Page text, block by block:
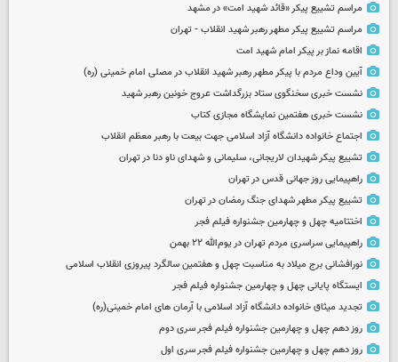
مراسم تشییع پیکر «قائد شهید امت» در مشهد
مراسم تشییع پیکر مطهر رهبر شهید انقلاب - تهران
اقامه نماز بر پیکر امام شهید امت
آیین وداع مردم با پیکر مطهر رهبر شهید انقلاب در مصلی امام خمینی (ره)
نشست خبری سخنگوی ستاد بزرگداشت عروج خونین رهبر شهید
نشست خبری هفتمین نمایشگاه مجازی کتاب
اجتماع خانواده دانشگاه آزاد اسلامی جهت بیعت با رهبر معظم انقلاب
تشییع پیکر شهیدان لاریجانی، سلیمانی و شهدای ناو دنا در تهران
راهپیمایی روز جهانی قدس در تهران
تشییع پیکر مطهر شهدای جنگ رمضان در تهران
اختتامیه چهل و چهارمین جشنواره فیلم فجر
راهپیمایی سراسری مردم تهران در یوم‌الله ۲۲ بهمن
نورافشانی برج میلاد به مناسبت چهل‌ و هفتمین سالگرد پیروزی انقلاب اسلامی
ایستگاه پایانی چهل و چهارمین جشنواره فیلم فجر
تجدید میثاق خانواده دانشگاه آزاد اسلامی با آرمان های امام خمینی(ره)
روز دهم چهل و چهارمین جشنواره فیلم فجر سری دوم
روز دهم چهل و چهارمین جشنواره فیلم فجر سری اول